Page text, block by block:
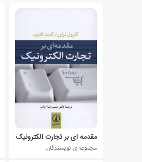
مقدمه ای بر تجارت الکترونیک
مجموعه ی نویسندگان